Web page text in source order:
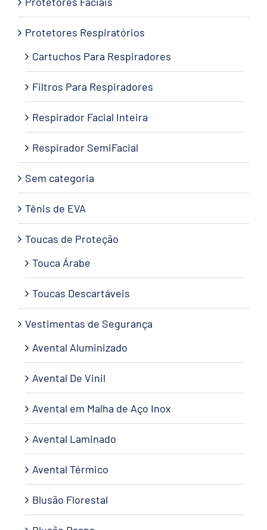
Protetores Respiratórios
Cartuchos Para Respiradores
Filtros Para Respiradores
Respirador Facial Inteira
Respirador SemiFacial
Sem categoria
Tênis de EVA
Toucas de Proteção
Touca Árabe
Toucas Descartáveis
Vestimentas de Segurança
Avental Aluminizado
Avental De Vinil
Avental em Malha de Aço Inox
Avental Laminado
Avental Térmico
Blusão Florestal